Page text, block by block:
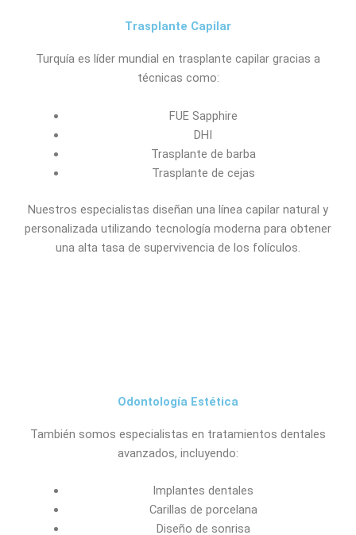
Trasplante Capilar
Turquía es líder mundial en trasplante capilar gracias a
técnicas como:
FUE Sapphire
DHI
Trasplante de barba
Trasplante de cejas
Nuestros especialistas diseñan una línea capilar natural y
personalizada utilizando tecnología moderna para obtener
una alta tasa de supervivencia de los folículos.
Odontología Estética
También somos especialistas en tratamientos dentales
avanzados, incluyendo:
Implantes dentales
Carillas de porcelana
Diseño de sonrisa